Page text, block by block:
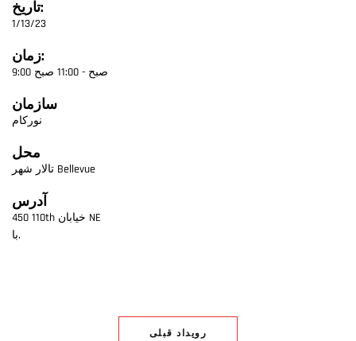
تاریخ:
1/13/23
زمان:
9:00 صبح - 11:00 صبح
سازمان
نورکام
محل
تالار شهر Bellevue
آدرس
450 110th خیابان NE
با.
رویداد قبلی